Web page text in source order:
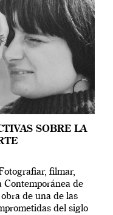
SOBRE LA
filmar,
Contemporánea de
de una de las
del siglo